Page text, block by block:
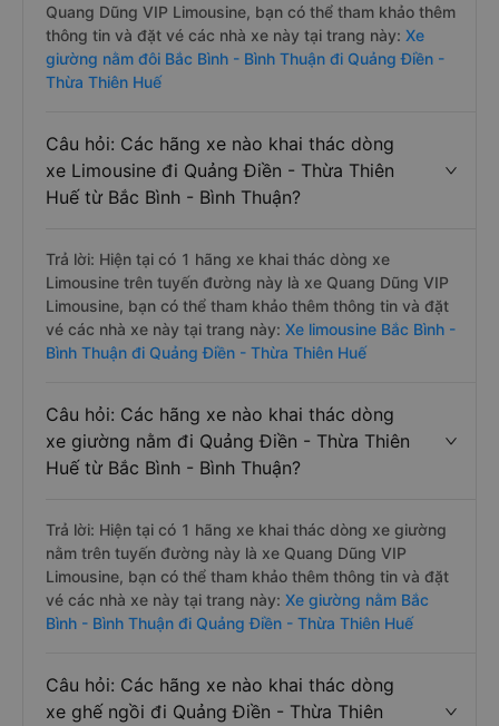
Quang Dũng VIP Limousine, bạn có thể tham khảo thêm
thông tin và đặt vé các nhà xe này tại trang này: Xe
giường nằm đôi Bắc Bình - Bình Thuận đi Quảng Điền -
Thừa Thiên Huế
Câu hỏi: Các hãng xe nào khai thác dòng
xe Limousine đi Quảng Điền - Thừa Thiên
Huế từ Bắc Bình - Bình Thuận?
Trả lời: Hiện tại có 1 hãng xe khai thác dòng xe
Limousine trên tuyến đường này là xe Quang Dũng VIP
Limousine, bạn có thể tham khảo thêm thông tin và đặt
vé các nhà xe này tại trang này: Xe limousine Bắc Bình -
Bình Thuận đi Quảng Điền - Thừa Thiên Huế
Câu hỏi: Các hãng xe nào khai thác dòng
xe giường nằm đi Quảng Điền - Thừa Thiên
Huế từ Bắc Bình - Bình Thuận?
Trả lời: Hiện tại có 1 hãng xe khai thác dòng xe giường
nằm trên tuyến đường này là xe Quang Dũng VIP
Limousine, bạn có thể tham khảo thêm thông tin và đặt
vé các nhà xe này tại trang này: Xe giường nằm Bắc
Bình - Bình Thuận đi Quảng Điền - Thừa Thiên Huế
Câu hỏi: Các hãng xe nào khai thác dòng
xe ghế ngồi đi Quảng Điền - Thừa Thiên